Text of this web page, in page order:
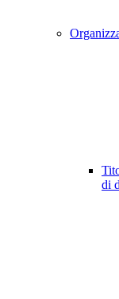
di